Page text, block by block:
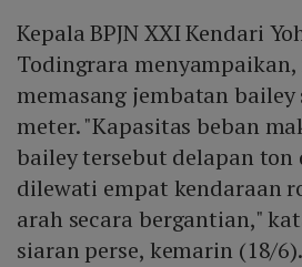
Kepala BPJN XXI Kendari
Todingrara
memasang jembatan bailey
meter. "Kapasitas beban
bailey tersebut delapan ton
dilewati empat kendaraan
arah secara bergantian,"
siaran perse, kemarin (18/6).